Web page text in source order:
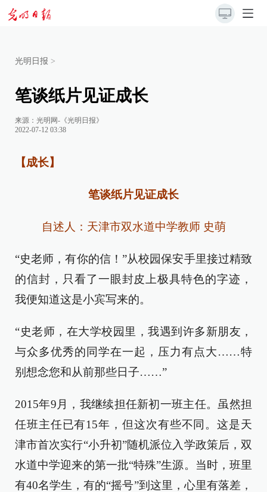
光明日报 >
笔谈纸片见证成长
来源： 光明网-《光明日报》
2022-07-12 03:38
【成长】
笔谈纸片见证成长
自述人：天津市双水道中学教师 史萌
“史老师，有你的信！”从校园保安手里接过精致
的信封，只看了一眼封皮上极具特色的字迹，
我便知道这是小宾写来的。
“史老师，在大学校园里，我遇到许多新朋友，
与众多优秀的同学在一起，压力有点大……特
别想念您和从前那些日子……”
2015年9月，我继续担任新初一班主任。虽然担
任班主任已有15年，但这次有些不同。这是天
津市首次实行“小升初”随机派位入学政策后，双
水道中学迎来的第一批“特殊”生源。当时，班里
有40名学生，有的“摇号”到这里，心里有落差，